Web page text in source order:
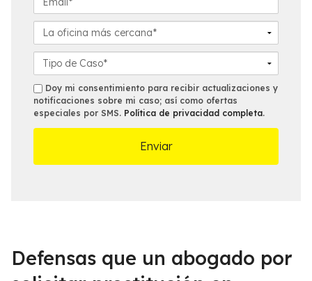
d
*
f
n
*
m
a
l
a
o
i
c
i
n
a
n
e
t
a
l
l
s
o
*
s
m
s
Doy mi consentimiento para recibir actualizaciones y
notificaciones sobre mi caso; así como ofertas
especiales por SMS. Política de privacidad completa.
Defensas que un abogado por